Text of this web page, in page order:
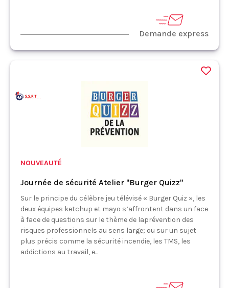
Demande express
NOUVEAUTÉ
Journée de sécurité Atelier "Burger Quizz"
Sur le principe du célèbre jeu télévisé « Burger Quiz », les
deux équipes ketchup et mayo s’affrontent dans un face
à face de questions sur le thème de laprévention des
risques professionnels au sens large; ou sur un sujet
plus précis comme la sécurité incendie, les TMS, les
addictions au travail, e...